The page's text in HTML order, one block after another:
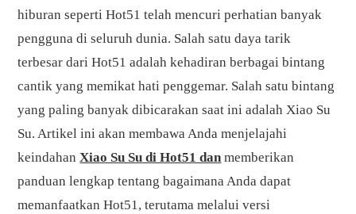
hiburan seperti Hot51 telah mencuri perhatian banyak
pengguna di seluruh dunia. Salah satu daya tarik
terbesar dari Hot51 adalah kehadiran berbagai bintang
cantik yang memikat hati penggemar. Salah satu bintang
yang paling banyak dibicarakan saat ini adalah Xiao Su
Su. Artikel ini akan membawa Anda menjelajahi
keindahanXiao Su Su di Hot51 danmemberikan
panduan lengkap tentang bagaimana Anda dapat
memanfaatkan Hot51, terutama melalui versi